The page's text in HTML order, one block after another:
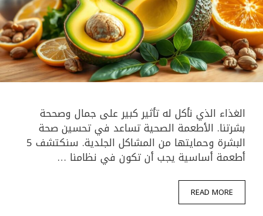
الغذاء الذي نأكل له تأثير كبير على جمال وصححة
بشرتنا. الأطعمة الصحية تساعد في تحسين صحة
البشرة وحمايتها من المشاكل الجلدية. سنكتشف 5
أطعمة أساسية يجب أن تكون في نظامنا …
READ MORE